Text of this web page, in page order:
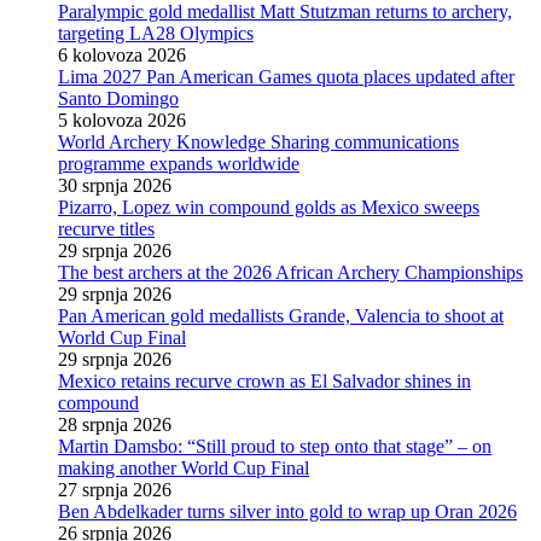
Paralympic gold medallist Matt Stutzman returns to archery,
targeting LA28 Olympics
6 kolovoza 2026
Lima 2027 Pan American Games quota places updated after
Santo Domingo
5 kolovoza 2026
World Archery Knowledge Sharing communications
programme expands worldwide
30 srpnja 2026
Pizarro, Lopez win compound golds as Mexico sweeps
recurve titles
29 srpnja 2026
The best archers at the 2026 African Archery Championships
29 srpnja 2026
Pan American gold medallists Grande, Valencia to shoot at
World Cup Final
29 srpnja 2026
Mexico retains recurve crown as El Salvador shines in
compound
28 srpnja 2026
Martin Damsbo: “Still proud to step onto that stage” – on
making another World Cup Final
27 srpnja 2026
Ben Abdelkader turns silver into gold to wrap up Oran 2026
26 srpnja 2026